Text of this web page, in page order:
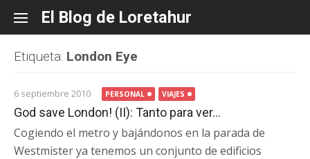
content
El Blog de Loretahur
Etiqueta: London Eye
6 septiembre 2010 PERSONAL VIAJES
God save London! (II): Tanto para ver…
Cogiendo el metro y bajándonos en la parada de
Westmister ya tenemos un conjunto de edificios